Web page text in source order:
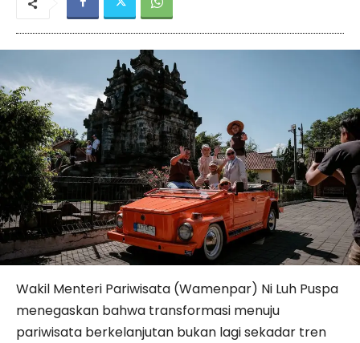
Wakil Menteri Pariwisata (Wamenpar) Ni Luh Puspa
menegaskan bahwa transformasi menuju
pariwisata berkelanjutan bukan lagi sekadar tren